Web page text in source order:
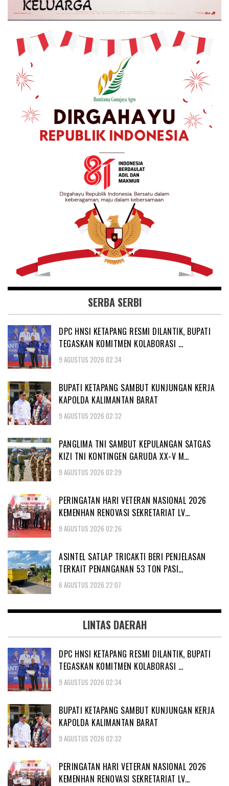
SERBA SERBI
DPC HNSI KETAPANG RESMI DILANTIK, BUPATI
TEGASKAN KOMITMEN KOLABORASI …
9 AGUSTUS 2026 02:34
BUPATI KETAPANG SAMBUT KUNJUNGAN KERJA
KAPOLDA KALIMANTAN BARAT
9 AGUSTUS 2026 02:32
PANGLIMA TNI SAMBUT KEPULANGAN SATGAS
KIZI TNI KONTINGEN GARUDA XX-V M…
9 AGUSTUS 2026 02:29
PERINGATAN HARI VETERAN NASIONAL 2026
KEMENHAN RENOVASI SEKRETARIAT LV…
9 AGUSTUS 2026 02:26
ASINTEL SATLAP TRICAKTI BERI PENJELASAN
TERKAIT PENANGANAN 53 TON PASI…
6 AGUSTUS 2026 22:07
LINTAS DAERAH
DPC HNSI KETAPANG RESMI DILANTIK, BUPATI
TEGASKAN KOMITMEN KOLABORASI …
9 AGUSTUS 2026 02:34
BUPATI KETAPANG SAMBUT KUNJUNGAN KERJA
KAPOLDA KALIMANTAN BARAT
9 AGUSTUS 2026 02:32
PERINGATAN HARI VETERAN NASIONAL 2026
KEMENHAN RENOVASI SEKRETARIAT LV…